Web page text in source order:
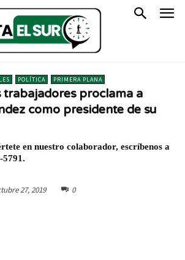
POLÍTICA PRIMERA PLANAproclama a
como presidente de su
en nuestro colaborador, escríbenos a
5791.
27, 2019 0